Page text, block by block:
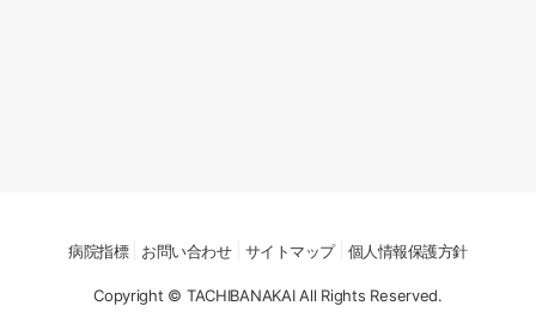
病院指標 お問い合わせ サイトマップ 個人情報保護方針
Copyright © TACHIBANAKAI All Rights Reserved.